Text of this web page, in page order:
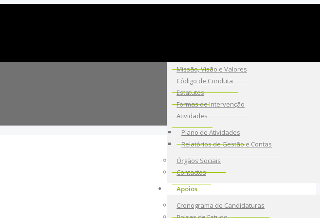
Missão, Visão e Valores
Código de Conduta
Estatutos
Formas de Intervenção
Atividades
Plano de Atividades
Relatórios de Gestão e Contas
Órgãos Sociais
Contactos
Apoios
Cronograma de Candidaturas